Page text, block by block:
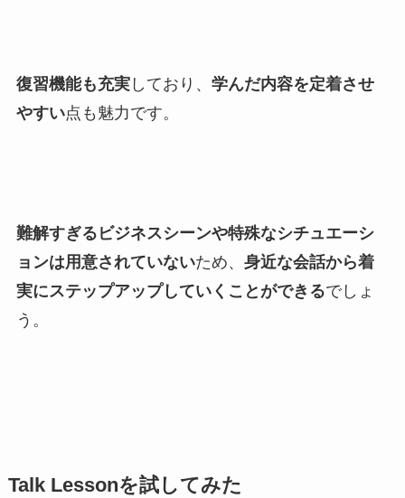
復習機能も充実しており、 学んだ内容を定着させ
やすい点も魅力です。
難解すぎるビジネスシーンや特殊なシチュエーシ
ョンは用意されていないため、 身近な会話から着
実にステップアップしていくことができるでしょ
う。
Talk Lessonを試してみた